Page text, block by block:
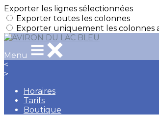
Exporter les lignes sélectionnées
Exporter toutes les colonnes
Exporter uniquement les colonnes
Menu
<
>
Horaires
Tarifs
Boutique